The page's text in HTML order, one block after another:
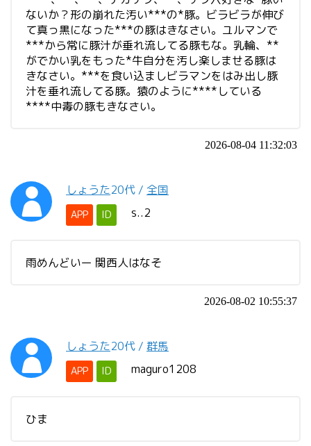
ないか？形の崩れた汚い***の*豚。ビラビラが伸び
て真っ黒になった***の豚はきなさい。ユルマンで
***から常に豚汁が垂れ流してる豚もな。乳輪、**
がでかい乳をもった*牛自分を汚し楽しませる豚は
きなさい。***を食い込ましビラマンをはみ出し豚
汁を垂れ流してる豚。猿のように****している
****中毒の豚もきなさい。
2026-08-04 11:32:03
しょうた20代 / 全国
APP ID s..2
雨めんどいー 関西人はなそ
2026-08-02 10:55:37
しょうた20代 / 群馬
APP ID maguro1208
ひま